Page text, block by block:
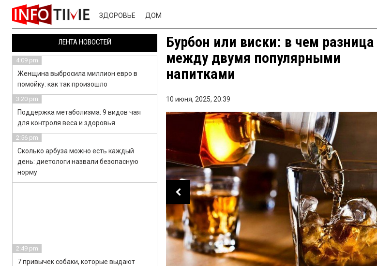
ЗДОРОВЬЕ ДОМ
Бурбон или виски: в чем разница
между двумя популярными
напитками
10 июня, 2025, 20:39
ЛЕНТА НОВОСТЕЙ
4:09 pm
Женщина выбросила миллион евро в
помойку: как так произошло
3:20 pm
Поддержка метаболизма: 9 видов чая
для контроля веса и здоровья
2:56 pm
Сколько арбуза можно есть каждый
день: диетологи назвали безопасную
норму
2:49 pm
7 привычек собаки, которые выдают